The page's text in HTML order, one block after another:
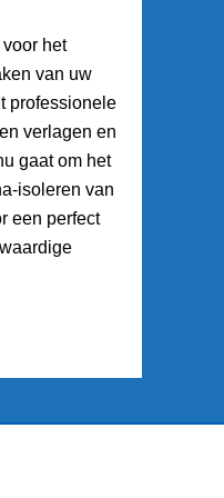
het
van uw
professionele
verlagen en
gaat om het
isoleren van
een perfect